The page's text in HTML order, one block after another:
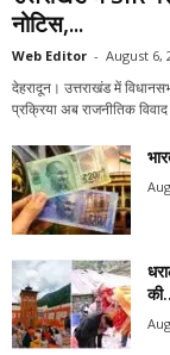
नोटिस,...
Web Editor - August 6,
देहरादून। उत्तराखंड में
प्रक्रिया अब राजनीतिक